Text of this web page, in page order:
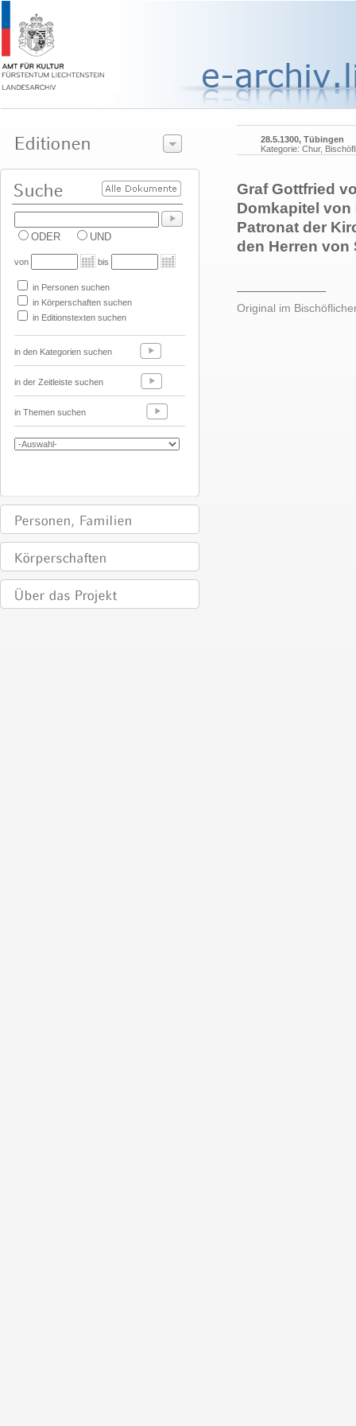
ODER UND
von bis
in Personen suchen
in Körperschaften suchen
in Editionstexten suchen
in den Kategorien suchen
in der Zeitleiste suchen
in Themen suchen
28.5.1300, Tübingen
Kategorie: Chur,
Graf Gottfried
Domkapitel
Patronat der
den Herren von
Original im